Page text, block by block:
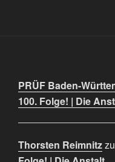
PRÜF Baden-
100. Folge! | Die
Thorsten Reimnitzzu